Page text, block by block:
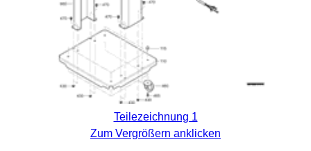
Teilezeichnung 1
Zum Vergrößern anklicken